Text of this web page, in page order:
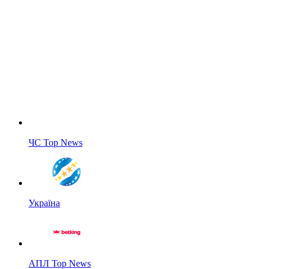
ЧС Top News
Україна
АПЛ Top News